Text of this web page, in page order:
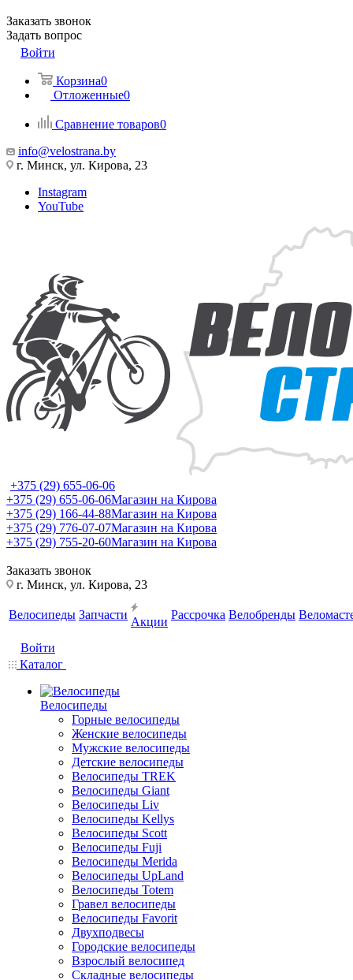
Заказать звонок
Задать вопрос
Войти
Корзина0
Отложенные0
Сравнение товаров0
info@velostrana.by
г. Минск, ул. Кирова, 23
Instagram
YouTube
+375 (29) 655-06-06
+375 (29) 655-06-06Магазин на Кирова
+375 (29) 166-44-88Магазин на Кирова
+375 (29) 776-07-07Магазин на Кирова
+375 (29) 755-20-60Магазин на Кирова
Заказать звонок
г. Минск, ул. Кирова, 23
Велосипеды Запчасти
Акции
Рассрочка Велобренды
Войти
Каталог
Велосипеды
Горные велосипеды
Женские велосипеды
Мужские велосипеды
Детские велосипеды
Велосипеды TREK
Велосипеды Giant
Велосипеды Liv
Велосипеды Kellys
Велосипеды Scott
Велосипеды Fuji
Велосипеды Merida
Велосипеды UpLand
Велосипеды Totem
Гравел велосипеды
Велосипеды Favorit
Двухподвесы
Городские велосипеды
Взрослый велосипед
Складные велосипеды